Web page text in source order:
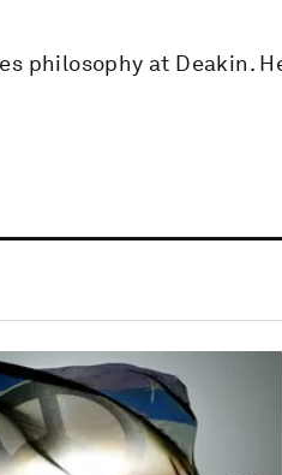
philosophy at Deakin.